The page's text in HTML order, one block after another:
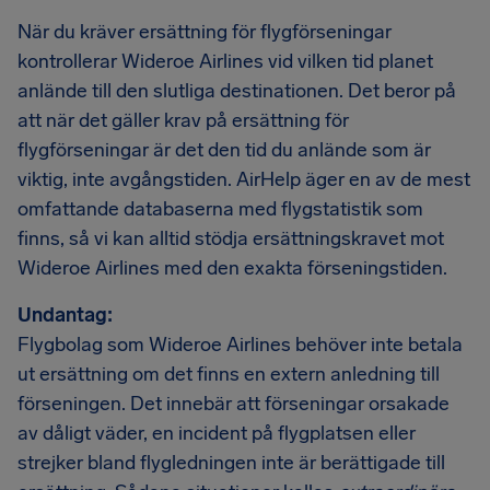
När du kräver ersättning för flygförseningar
kontrollerar Wideroe Airlines vid vilken tid planet
anlände till den slutliga destinationen. Det beror på
att när det gäller krav på ersättning för
flygförseningar är det den tid du anlände som är
viktig, inte avgångstiden. AirHelp äger en av de mest
omfattande databaserna med flygstatistik som
finns, så vi kan alltid stödja ersättningskravet mot
Wideroe Airlines med den exakta förseningstiden.
Undantag:
Flygbolag som Wideroe Airlines behöver inte betala
ut ersättning om det finns en extern anledning till
förseningen. Det innebär att förseningar orsakade
av dåligt väder, en incident på flygplatsen eller
strejker bland flygledningen inte är berättigade till